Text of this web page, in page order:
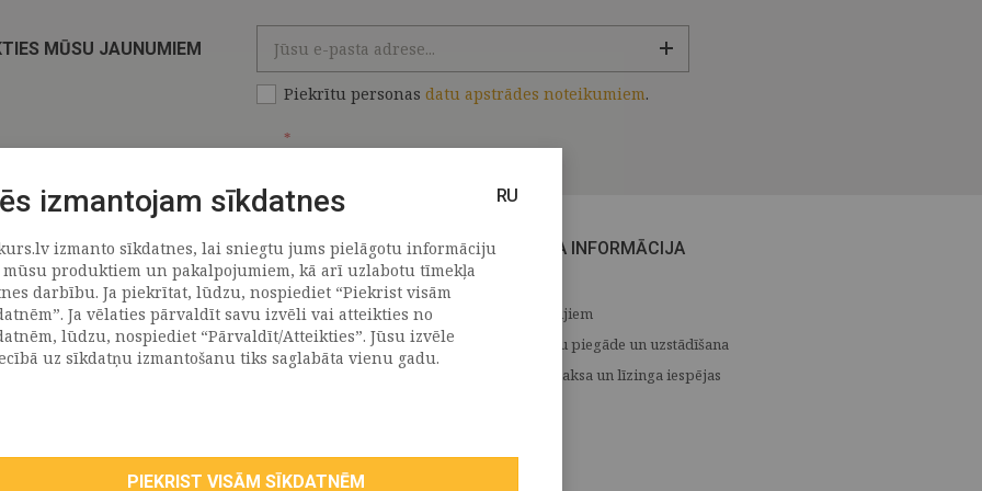
MŪSU JAUNUMIEM
Piekrītu personas datu apstrādes noteikumiem.
*
PAR MUMS
Uzņēmums
Vēsture
Kontakti
CITA INFORMĀCIJA
Medijiem
Preču piegāde un uzstādīšana
Apmaksa un līzinga iespējas
izmantojam sīkdatnes RU
izmanto sīkdatnes, lai sniegtu jums pielāgotu informāciju
produktiem un pakalpojumiem, kā arī uzlabotu tīmekļa
darbību. Ja piekrītat, lūdzu, nospiediet “Piekrist visām
Ja vēlaties pārvaldīt savu izvēli vai atteikties no
lūdzu, nospiediet “Pārvaldīt/Atteikties”. Jūsu izvēle
uz sīkdatņu izmantošanu tiks saglabāta vienu gadu.
PIEKRIST VISĀM SĪKDATNĒM